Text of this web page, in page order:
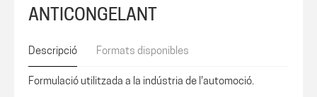
ANTICONGELANT
Descripció Formats disponibles
Formulació utilitzada a la indústria de l'automoció.